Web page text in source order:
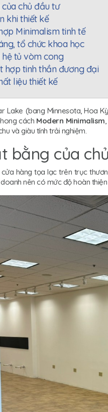
chủ đầu tư
khi thiết kế
Minimalism tinh tế
tổ chức khoa học
tủ vòm cong
hợp tinh thần đương đại
liệu thiết kế
Lake (bang Minnesota, Hoa
cách Modern Minimalism
và giàu tính trải nghiệm.
bằng của
hàng tọa lạc trên trục
nên có mức độ hoàn